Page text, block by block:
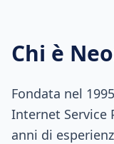
Chi è
Fondata nel
Internet Service
anni di